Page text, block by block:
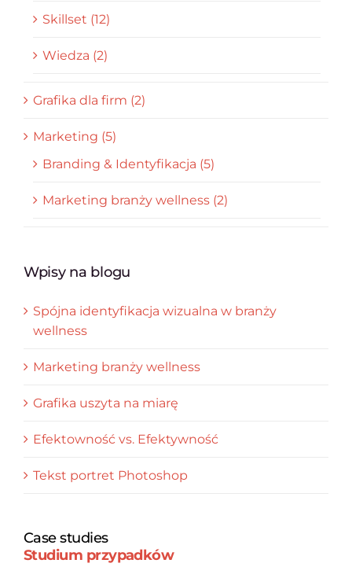
Skillset (12)
Wiedza (2)
Grafika dla firm (2)
Marketing (5)
Branding & Identyfikacja (5)
Marketing branży wellness (2)
Wpisy na blogu
Spójna identyfikacja wizualna w branży
wellness
Marketing branży wellness
Grafika uszyta na miarę
Efektowność vs. Efektywność
Tekst portret Photoshop
Case studies
Studium przypadków